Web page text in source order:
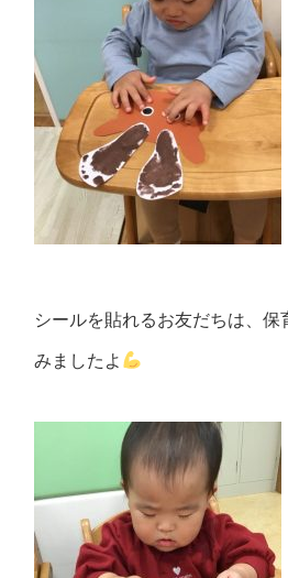
シールを貼れるお友だちは、保
みましたよ